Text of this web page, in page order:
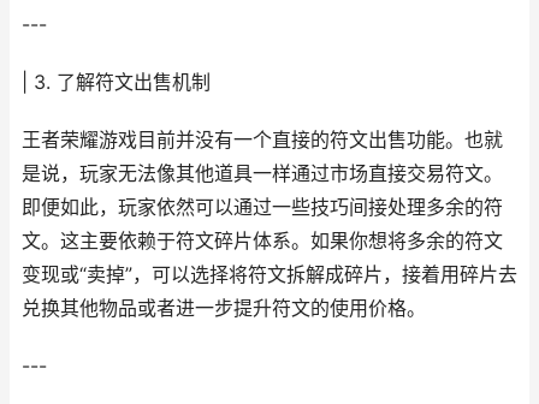
---
| 3. 了解符文出售机制
王者荣耀游戏目前并没有一个直接的符文出售功能。也就
是说，玩家无法像其他道具一样通过市场直接交易符文。
即便如此，玩家依然可以通过一些技巧间接处理多余的符
文。这主要依赖于符文碎片体系。如果你想将多余的符文
变现或“卖掉”，可以选择将符文拆解成碎片，接着用碎片去
兑换其他物品或者进一步提升符文的使用价格。
---